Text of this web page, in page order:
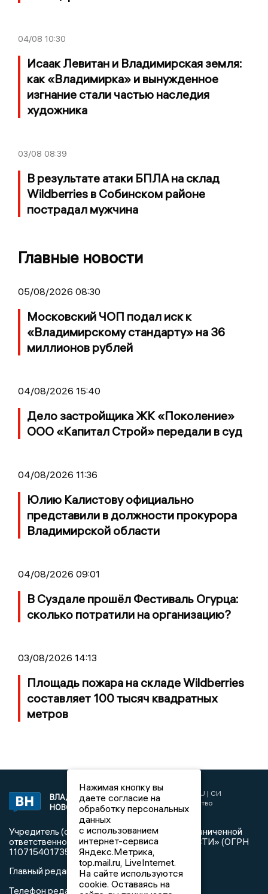
04/08 10:30
Исаак Левитан и Владимирская земля:
как «Владимирка» и вынужденное
изгнание стали частью наследия
художника
03/08 08:39
В результате атаки БПЛА на склад
Wildberries в Собинском районе
пострадал мужчина
Главные новости
05/08/2026 08:30
Московский ЧОП подал иск к
«Владимирскому стандарту» на 36
миллионов рублей
04/08/2026 15:40
Дело застройщика ЖК «Поколение»
ООО «Капитал Строй» передали в суд
04/08/2026 11:36
Юлию Калистову официально
представили в должности прокурора
Владимирской области
04/08/2026 09:01
В Суздале прошёл Фестиваль Огурца:
сколько потратили на организацию?
03/08/2026 14:13
Площадь пожара на складе Wildberries
составляет 100 тысяч квадратных
метров
ВЛАДИМИРСКИЕ
НОВОСТИ
2017 © NEWSVLADIMIR.RU | СИ
«Информационное агентство
Владимирские новости»
Учредитель (соучредители): Общество с ограниченной
ответственностью «РЕГИОНАЛЬНЫЕ НОВОСТИ» (ОГРН
1107154017354)
Главный редактор: Мазов С. А.
Телефон редакции:8 (4922) 666916
Нажимая кнопку вы
даете согласие на
обработку персональных
данных
с использованием
интернет-сервиса
Яндекс.Метрика,
top.mail.ru, LiveInternet.
На сайте используются
cookie. Оставаясь на